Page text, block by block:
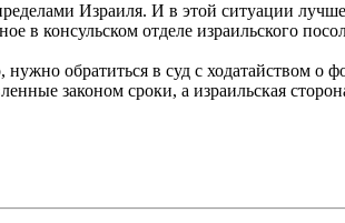
Израиля. И в этой ситуации
в консульском отделе израильского
нужно обратиться в суд с ходатайством о
законом сроки, а израильская